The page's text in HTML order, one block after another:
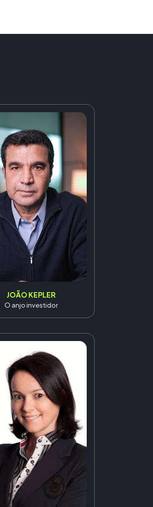
JOÃO KEPLER
O anjo investidor